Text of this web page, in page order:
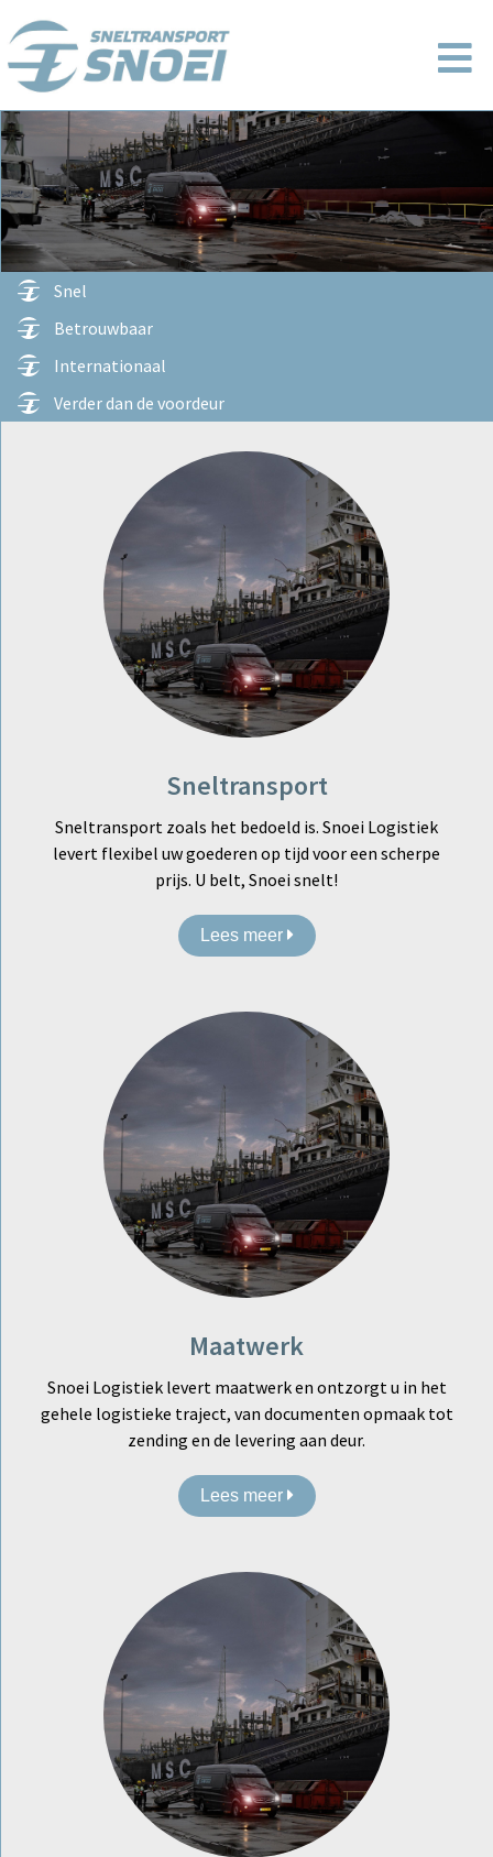
HOME
DIENSTEN
OVER
SNOEI
LOGISTIEK
PROJECTEN
Snel
Betrouwbaar
Internationaal
Verder dan de voordeur
Sneltransport
Sneltransport zoals het bedoeld is. Snoei Logistiek
levert flexibel uw goederen op tijd voor een scherpe
prijs. U belt, Snoei snelt!
Lees meer
Maatwerk
Snoei Logistiek levert maatwerk en ontzorgt u in het
gehele logistieke traject, van documenten opmaak tot
zending en de levering aan deur.
Lees meer